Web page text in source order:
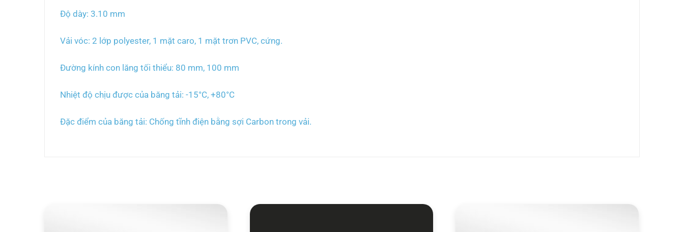
Độ dày: 3.10 mm
Vải vóc: 2 lớp polyester, 1 mặt caro, 1 mặt trơn PVC, cứng.
Đường kính con lăng tối thiểu: 80 mm, 100 mm
Nhiệt độ chịu được của băng tải: -15°C, +80°C
Đặc điểm của băng tải: Chống tĩnh điện bằng sợi Carbon trong vải.